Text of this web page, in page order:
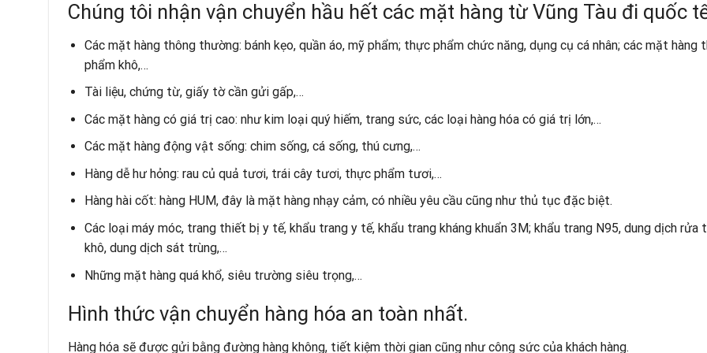
Chúng tôi nhận vận chuyển hầu hết các mặt hàng từ Vũng Tàu đi quốc
Các mặt hàng thông thường: bánh kẹo, quần áo, mỹ phẩm; thực phẩm chức năng, dụng cụ cá nhân; các mặt hàng
phẩm khô,…
Tài liệu, chứng từ, giấy tờ cần gửi gấp,…
Các mặt hàng có giá trị cao: như kim loại quý hiếm, trang sức, các loại hàng hóa có giá trị lớn,…
Các mặt hàng động vật sống: chim sống, cá sống, thú cưng,…
Hàng dễ hư hỏng: rau củ quả tươi, trái cây tươi, thực phẩm tươi,…
Hàng hài cốt: hàng HUM, đây là mặt hàng nhạy cảm, có nhiều yêu cầu cũng như thủ tục đặc biệt.
Các loại máy móc, trang thiết bị y tế, khẩu trang y tế, khẩu trang kháng khuẩn 3M; khẩu trang N95, dung dịch rửa
khô, dung dịch sát trùng,…
Những mặt hàng quá khổ, siêu trường siêu trọng,…
Hình thức vận chuyển hàng hóa an toàn nhất.
Hàng hóa sẽ được gửi bằng đường hàng không, tiết kiệm thời gian cũng như công sức của khách hàng.